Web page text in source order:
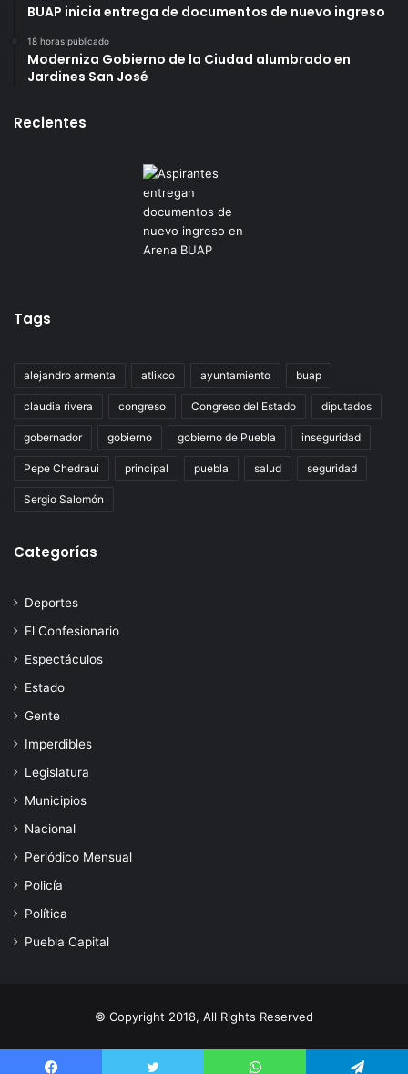
BUAP inicia entrega de documentos de nuevo ingreso
18 horas publicado
Moderniza Gobierno de la Ciudad alumbrado en
Jardines San José
Recientes
Tags
alejandro armenta atlixco ayuntamiento buap
claudia rivera congreso Congreso del Estado diputados
gobernador gobierno gobierno de Puebla inseguridad
Pepe Chedraui principal puebla salud seguridad
Sergio Salomón
Categorías
Deportes
El Confesionario
Espectáculos
Estado
Gente
Imperdibles
Legislatura
Municipios
Nacional
Periódico Mensual
Policía
Política
Puebla Capital
© Copyright 2018, All Rights Reserved